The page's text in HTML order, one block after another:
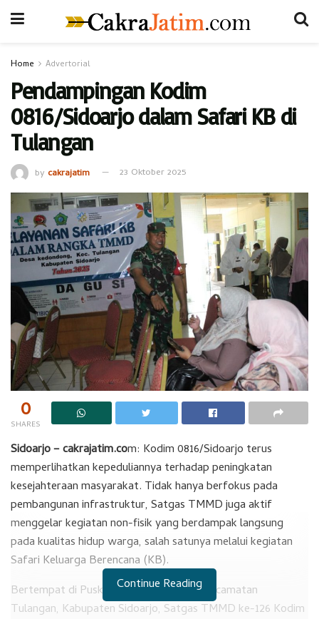
Home Advertorial
Pendampingan Kodim
0816/Sidoarjo dalam Safari KB di
Tulangan
by cakrajatim 23 Oktober 2025
0
SHARES
Sidoarjo – cakrajatim.com: Kodim 0816/Sidoarjo terus
memperlihatkan kepeduliannya terhadap peningkatan
kesejahteraan masyarakat. Tidak hanya berfokus pada
pembangunan infrastruktur, Satgas TMMD juga aktif
menggelar kegiatan non-fisik yang berdampak langsung
pada kualitas hidup warga, salah satunya melalui kegiatan
Safari Keluarga Berencana (KB).
Bertempat di Puskesmas Kepadangan, Kecamatan
Tulangan, Kabupaten Sidoarjo, Satgas TMMD ke-126 Kodim
Continue Reading